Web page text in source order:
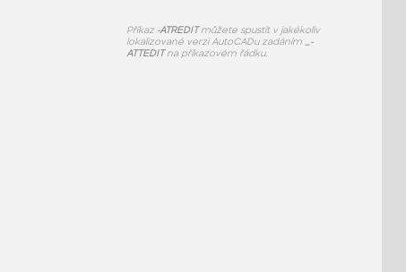
Příkaz -ATREDITmůžete spustit v jakékoliv
lokalizované verzi AutoCADu zadáním _-
ATTEDITna příkazovém řádku.